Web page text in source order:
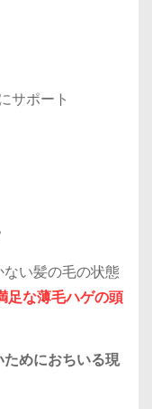
サポート
い髪の毛の状態
足な薄毛ハゲの頭
めにおちいる現